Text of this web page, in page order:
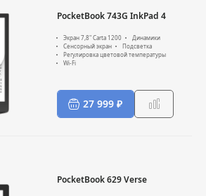
PocketBook 743G InkPad 4
Экран 7,8" Carta 1200
Динамики
Сенсорный экран
Подсветка
Регулировка цветовой температуры
Wi-Fi
27 999 ₽
PocketBook 629 Verse